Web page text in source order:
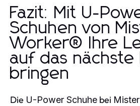
Fazit: Mit U-
Schuhen von
Worker® Ihre
auf das nächste
bringen
Die U-Power Schuhe bei